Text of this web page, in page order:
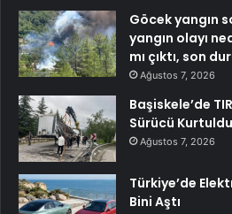
Göcek yangın
yangın olayı
mı çıktı, son
Ağustos 7, 2026
Başiskele’de
Sürücü Kurtuldu
Ağustos 7, 2026
Türkiye’de
Bini Aştı